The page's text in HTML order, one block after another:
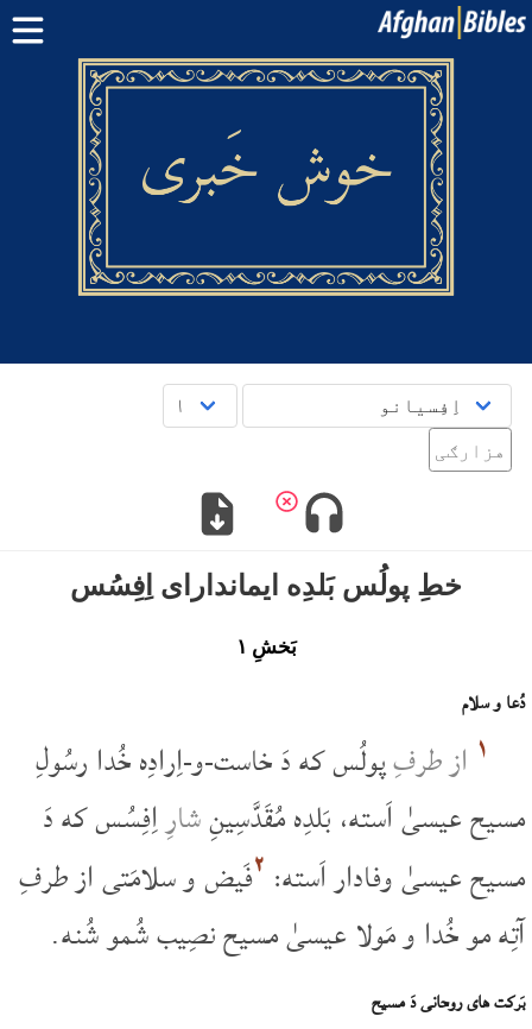
کور پاڼه
سپیڅلی کتاب په دري ژبه
سپیڅلی کتاب په پښتو ژبه
بلوچی
د مبایل اپلېکېشنونو
پوښتنې
English
هزارګی‎‎
خطِ پولُس بَلدِه ایماندارای اِفِسُس
بَخشِ ۱
دُعا و سلام
۱ از طرفِپولُس که دَ خاست-و-اِرادِه خُدا رسُولِ
مسیح عیسیٰ اَسته، بَلدِه مُقَدَّسِینِشارِاِفِسُس که دَ
مسیح عیسیٰ وفادار اَسته: ۲فَیض و سلامَتی از طرفِ
آتِه مو خُدا و مَولا عیسیٰ مسیح نصِیب شُمو شُنه.
بَرکت های روحانی دَ مسیح